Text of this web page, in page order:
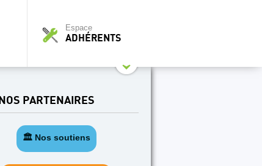
Espace
ADHÉRENTS
NOS PARTENAIRES
🏛️ Nos soutiens